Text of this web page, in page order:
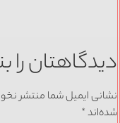
دیدگاهتان را
نشانی ایمیل شما منتشر
شده‌اند*